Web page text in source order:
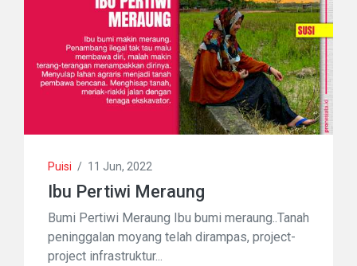
Puisi / 11 Jun, 2022
Ibu Pertiwi Meraung
Bumi Pertiwi Meraung Ibu bumi meraung..Tanah
peninggalan moyang telah dirampas, project-
project infrastruktur...